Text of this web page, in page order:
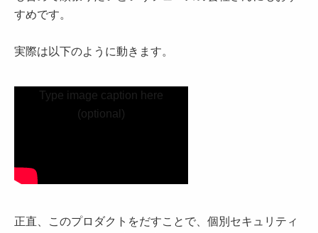
すめです。
実際は以下のように動きます。
Type image caption here
(optional)
正直、このプロダクトをだすことで、個別セキュリティ